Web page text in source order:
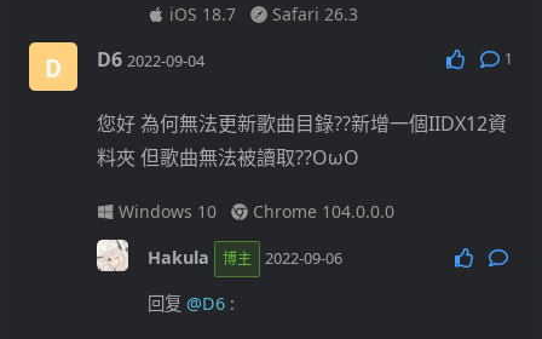
iOS 18.7 Safari 26.3
D6 2022-09-04 1
您好 為何無法更新歌曲目錄??新增一個IIDX12資
料夾 但歌曲無法被讀取??OωO
Windows 10
Chrome 104.0.0.0
Hakula
博主 2022-09-06
回复 @D6: